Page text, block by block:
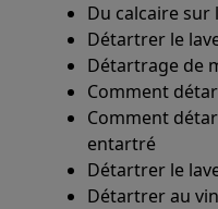
Du calcaire sur
Détartrer le
Détartrage de
Comment
Comment
entartré
Détartrer le
Détartrer au